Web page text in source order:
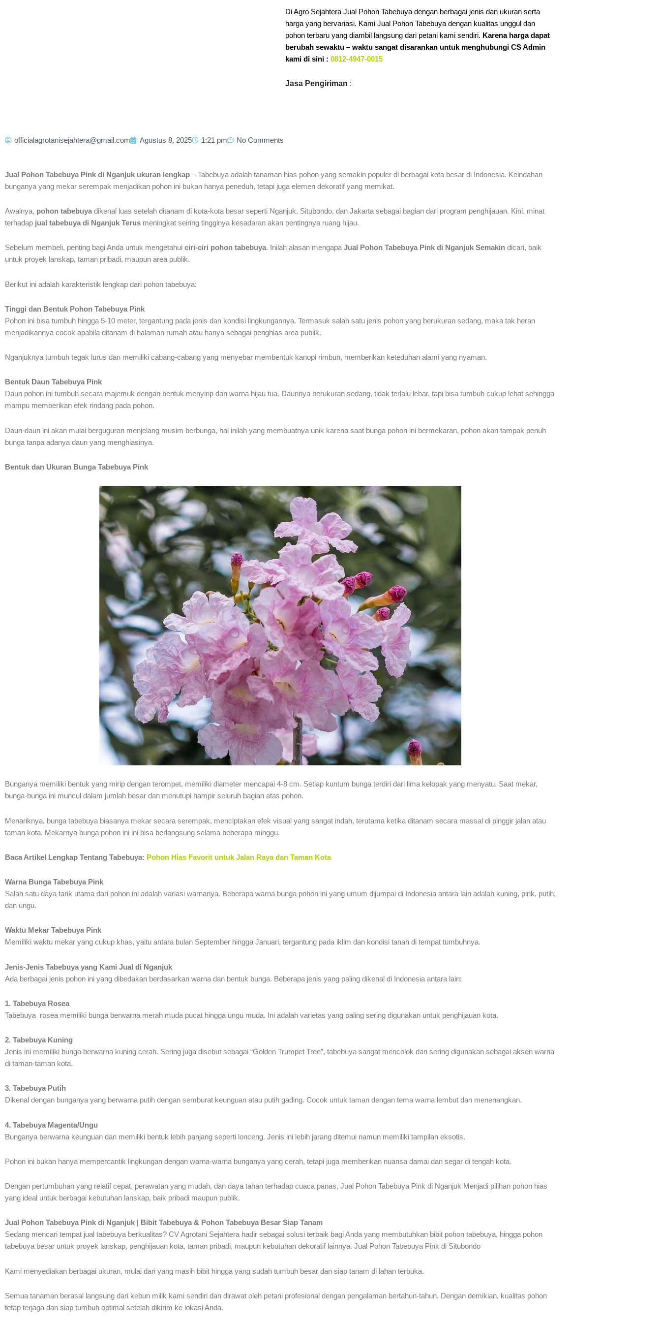
Di Agro Sejahtera Jual Pohon Tabebuya dengan berbagai jenis dan ukuran serta
harga yang bervariasi. Kami Jual Pohon Tabebuya dengan kualitas unggul dan
pohon terbaru yang diambil langsung dari petani kami sendiri. Karena harga dapat
berubah sewaktu – waktu sangat disarankan untuk menghubungi CS Admin
kami di sini : 0812-4947-0015
Jasa Pengiriman :
officialagrotanisejahtera@gmail.com Agustus 8, 2025 1:21 pm No Comments
Jual Pohon Tabebuya Pink di Nganjuk ukuran lengkap – Tabebuya adalah tanaman hias pohon yang semakin populer di berbagai kota besar di Indonesia. Keindahan
bunganya yang mekar serempak menjadikan pohon ini bukan hanya peneduh, tetapi juga elemen dekoratif yang memikat.
Awalnya, pohon tabebuya dikenal luas setelah ditanam di kota-kota besar seperti Nganjuk, Situbondo, dan Jakarta sebagai bagian dari program penghijauan. Kini, minat
terhadap jual tabebuya di Nganjuk Terus meningkat seiring tingginya kesadaran akan pentingnya ruang hijau.
Sebelum membeli, penting bagi Anda untuk mengetahui ciri-ciri pohon tabebuya. Inilah alasan mengapa Jual Pohon Tabebuya Pink di Nganjuk Semakin dicari, baik
untuk proyek lanskap, taman pribadi, maupun area publik.
Berikut ini adalah karakteristik lengkap dari pohon tabebuya:
Tinggi dan Bentuk Pohon Tabebuya Pink
Pohon ini bisa tumbuh hingga 5-10 meter, tergantung pada jenis dan kondisi lingkungannya. Termasuk salah satu jenis pohon yang berukuran sedang, maka tak heran
menjadikannya cocok apabila ditanam di halaman rumah atau hanya sebagai penghias area publik.
Nganjuknya tumbuh tegak lurus dan memiliki cabang-cabang yang menyebar membentuk kanopi rimbun, memberikan keteduhan alami yang nyaman.
Bentuk Daun Tabebuya Pink
Daun pohon ini tumbuh secara majemuk dengan bentuk menyirip dan warna hijau tua. Daunnya berukuran sedang, tidak terlalu lebar, tapi bisa tumbuh cukup lebat sehingga
mampu memberikan efek rindang pada pohon.
Daun-daun ini akan mulai berguguran menjelang musim berbunga, hal inilah yang membuatnya unik karena saat bunga pohon ini bermekaran, pohon akan tampak penuh
bunga tanpa adanya daun yang menghiasinya.
Bentuk dan Ukuran Bunga Tabebuya Pink
Bunganya memiliki bentuk yang mirip dengan terompet, memiliki diameter mencapai 4-8 cm. Setiap kuntum bunga terdiri dari lima kelopak yang menyatu. Saat mekar,
bunga-bunga ini muncul dalam jumlah besar dan menutupi hampir seluruh bagian atas pohon.
Menariknya, bunga tabebuya biasanya mekar secara serempak, menciptakan efek visual yang sangat indah, terutama ketika ditanam secara massal di pinggir jalan atau
taman kota. Mekarnya bunga pohon ini ini bisa berlangsung selama beberapa minggu.
Baca Artikel Lengkap Tentang Tabebuya: Pohon Hias Favorit untuk Jalan Raya dan Taman Kota
Warna Bunga Tabebuya Pink
Salah satu daya tarik utama dari pohon ini adalah variasi warnanya. Beberapa warna bunga pohon ini yang umum dijumpai di Indonesia antara lain adalah kuning, pink, putih,
dan ungu.
Waktu Mekar Tabebuya Pink
Memiliki waktu mekar yang cukup khas, yaitu antara bulan September hingga Januari, tergantung pada iklim dan kondisi tanah di tempat tumbuhnya.
Jenis-Jenis Tabebuya yang Kami Jual di Nganjuk
Ada berbagai jenis pohon ini yang dibedakan berdasarkan warna dan bentuk bunga. Beberapa jenis yang paling dikenal di Indonesia antara lain:
1. Tabebuya Rosea
Tabebuya rosea memiliki bunga berwarna merah muda pucat hingga ungu muda. Ini adalah varietas yang paling sering digunakan untuk penghijauan kota.
2. Tabebuya Kuning
Jenis ini memiliki bunga berwarna kuning cerah. Sering juga disebut sebagai “Golden Trumpet Tree”, tabebuya sangat mencolok dan sering digunakan sebagai aksen warna
di taman-taman kota.
3. Tabebuya Putih
Dikenal dengan bunganya yang berwarna putih dengan semburat keunguan atau putih gading. Cocok untuk taman dengan tema warna lembut dan menenangkan.
4. Tabebuya Magenta/Ungu
Bunganya berwarna keunguan dan memiliki bentuk lebih panjang seperti lonceng. Jenis ini lebih jarang ditemui namun memiliki tampilan eksotis.
Pohon ini bukan hanya mempercantik lingkungan dengan warna-warna bunganya yang cerah, tetapi juga memberikan nuansa damai dan segar di tengah kota.
Dengan pertumbuhan yang relatif cepat, perawatan yang mudah, dan daya tahan terhadap cuaca panas, Jual Pohon Tabebuya Pink di Nganjuk Menjadi pilihan pohon hias
yang ideal untuk berbagai kebutuhan lanskap, baik pribadi maupun publik.
Jual Pohon Tabebuya Pink di Nganjuk | Bibit Tabebuya & Pohon Tabebuya Besar Siap Tanam
Sedang mencari tempat jual tabebuya berkualitas? CV Agrotani Sejahtera hadir sebagai solusi terbaik bagi Anda yang membutuhkan bibit pohon tabebuya, hingga pohon
tabebuya besar untuk proyek lanskap, penghijauan kota, taman pribadi, maupun kebutuhan dekoratif lainnya. Jual Pohon Tabebuya Pink di Situbondo
Kami menyediakan berbagai ukuran, mulai dari yang masih bibit hingga yang sudah tumbuh besar dan siap tanam di lahan terbuka.
Semua tanaman berasal langsung dari kebun milik kami sendiri dan dirawat oleh petani profesional dengan pengalaman bertahun-tahun. Dengan demikian, kualitas pohon
tetap terjaga dan siap tumbuh optimal setelah dikirim ke lokasi Anda.